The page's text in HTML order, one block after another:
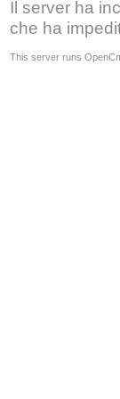
Il server ha
che ha
This server runs